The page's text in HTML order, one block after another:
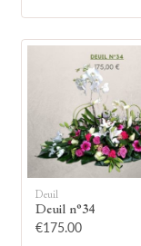
Deuil
Deuil n°34
€175.00